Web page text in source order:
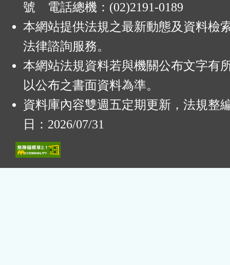
號 電話總機：(02)2191-0189
本網站提供法規之最新動態及資料檢
法律諮詢服務。
本網站法規資料若與機關公布文字有
以公布之書面資料為準。
資料庫內容雙週五定期更新，法規整
日：2026/07/31